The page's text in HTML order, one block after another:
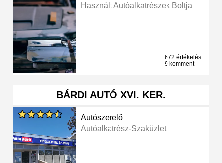
Használt Autóalkatrészek Boltja
672 értékelés
9 komment
BÁRDI AUTÓ XVI. KER.
Autószerelő
Autóalkatrész-Szaküzlet